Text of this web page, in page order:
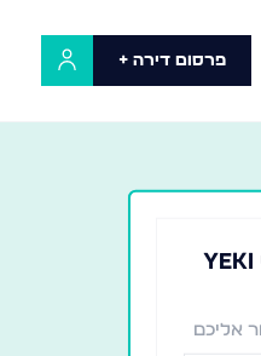
פרסום דירה +
מעוניינים בשירותי YEKI
אליכם